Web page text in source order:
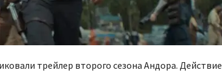
трейлер второго сезона Андора. Действие